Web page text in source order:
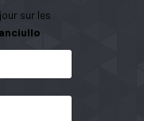
sur les